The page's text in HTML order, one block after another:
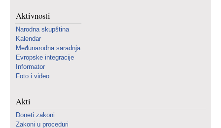
Aktivnosti
Narodna skupština
Kalendar
Međunarodna saradnja
Evropske integracije
Informator
Foto i video
Akti
Doneti zakoni
Zakoni u proceduri